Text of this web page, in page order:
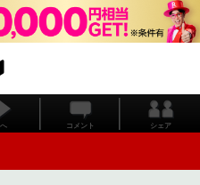
コメント シェア